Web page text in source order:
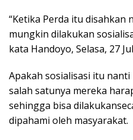
“Ketika Perda itu disahkan
mungkin dilakukan
kata Handoyo, Selasa, 27
Apakah sosialisasi itu
salah satunya mereka
sehingga bisa
dipahami oleh masyarakat.